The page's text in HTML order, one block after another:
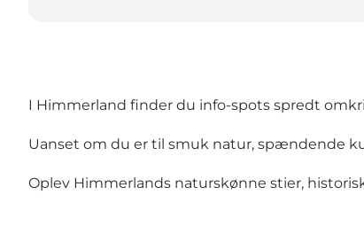
I Himmerland finder du info-spots spredt
Uanset om du er til smuk natur, spændende
Oplev Himmerlands naturskønne stier,